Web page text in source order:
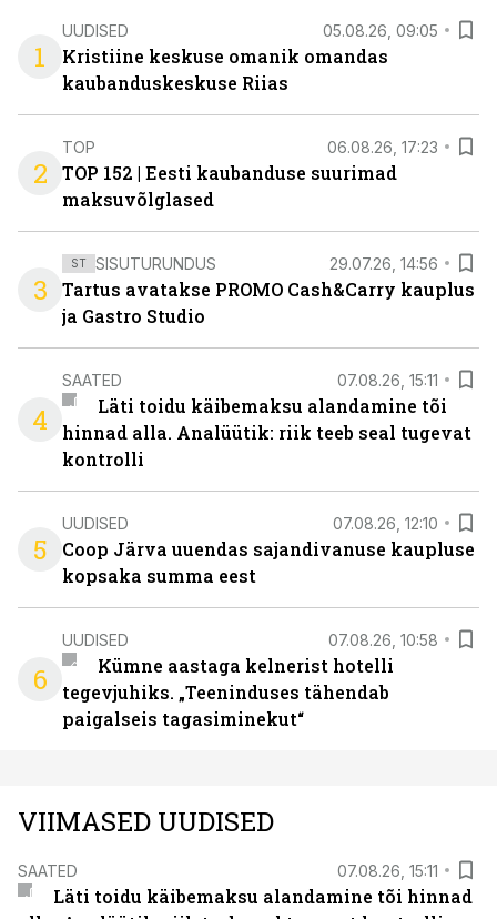
1
UUDISED 05.08.26, 09:05
Kristiine keskuse omanik omandas
kaubanduskeskuse Riias
2
TOP 06.08.26, 17:23
TOP 152 | Eesti kaubanduse suurimad
maksuvõlglased
3
ST SISUTURUNDUS 29.07.26, 14:56
Tartus avatakse PROMO Cash&Carry kauplus
ja Gastro Studio
4
SAATED 07.08.26, 15:11
Läti toidu käibemaksu alandamine tõi
hinnad alla. Analüütik: riik teeb seal tugevat
kontrolli
5
UUDISED 07.08.26, 12:10
Coop Järva uuendas sajandivanuse kaupluse
kopsaka summa eest
6
UUDISED 07.08.26, 10:58
Kümne aastaga kelnerist hotelli
tegevjuhiks. „Teeninduses tähendab
paigalseis tagasiminekut“
VIIMASED UUDISED
SAATED 07.08.26, 15:11
Läti toidu käibemaksu alandamine tõi hinnad